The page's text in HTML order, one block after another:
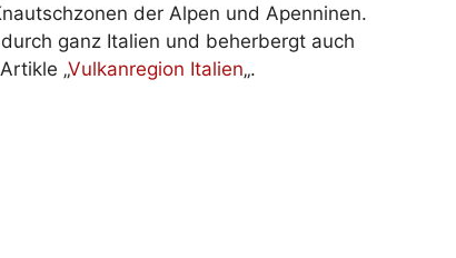
der Alpen und Apenninen.
ganz Italien und beherbergt auch
„Vulkanregion Italien„.